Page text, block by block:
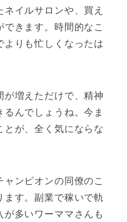
イルサロンや、買え
きます。時間的なこ
よりも忙しくなったは
が増えただけで、精神
んでしょうね。今ま
とが、全く気にならな
ンピオンの同僚のこ
す。副業で稼いで軌
多いワーママさんも